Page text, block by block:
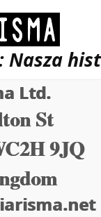
Nasza
Ltd.
St
9JQ